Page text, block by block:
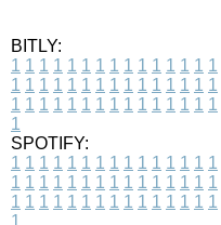
BITLY:
1 1 1 1 1 1 1 1 1 1 1 1 1 1 1
1 1 1 1 1 1 1 1 1 1 1 1 1 1 1
1 1 1 1 1 1 1 1 1 1 1 1 1 1 1
1
SPOTIFY:
1 1 1 1 1 1 1 1 1 1 1 1 1 1 1
1 1 1 1 1 1 1 1 1 1 1 1 1 1 1
1 1 1 1 1 1 1 1 1 1 1 1 1 1 1
1